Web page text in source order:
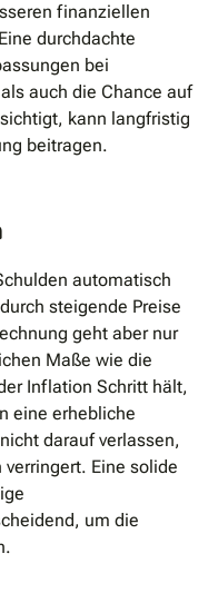
finanziellen
durchdachte
bei
auch die Chance auf
kann langfristig
beitragen.
automatisch
steigende Preise
geht aber nur
Maße wie die
Inflation Schritt hält,
eine erhebliche
darauf verlassen,
Eine solide
um die